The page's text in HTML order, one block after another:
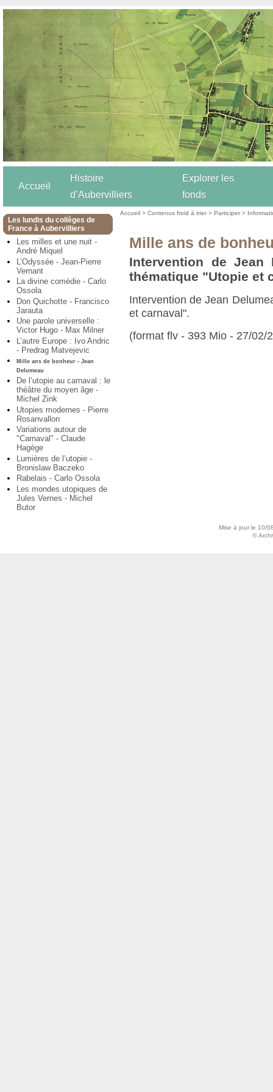
Accueil
Histoire
d’Aubervilliers
Explorer les
fonds
Les lundis du collèges de
France à Aubervilliers
Les milles et une nuit -
André Miquel
L’Odyssée - Jean-Pierre
Vernant
La divine comédie - Carlo
Ossola
Don Quichotte - Francisco
Jarauta
Une parole universelle :
Victor Hugo - Max Milner
L’autre Europe : Ivo Andric
- Predrag Matvejevic
Mille ans de bonheur - Jean
Delumeau
De l’utopie au carnaval : le
théâtre du moyen âge -
Michel Zink
Utopies modernes - Pierre
Rosanvallon
Variations autour de
"Carnaval" - Claude
Hagège
Lumières de l’utopie -
Bronislaw Baczeko
Rabelais - Carlo Ossola
Les mondes utopiques de
Jules Vernes - Michel
Butor
Accueil >Contenus froid à trier >Participer >
Mille ans de
Intervention de
thématique "Utopie et
Intervention de Jean
et carnaval".
(format flv - 393 Mio - 27/02/
Mise à jour le 10/
©